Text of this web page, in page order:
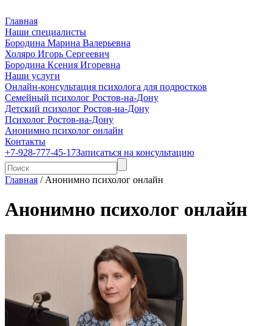
Главная
Наши специалисты
Бородина Марина Валерьевна
Холяро Игорь Сергеевич
Бородина Ксения Игоревна
Наши услуги
Онлайн-консультация психолога для подростков
Семейный психолог Ростов-на-Дону
Детский психолог Ростов-на-Дону
Психолог Ростов-на-Дону
Анонимно психолог онлайн
Контакты
+7-928-777-45-17Записаться на консультацию
Главная / Анонимно психолог онлайн
Анонимно психолог онлайн